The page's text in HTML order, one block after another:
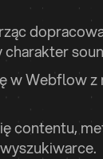
w Webflow z
contentu,